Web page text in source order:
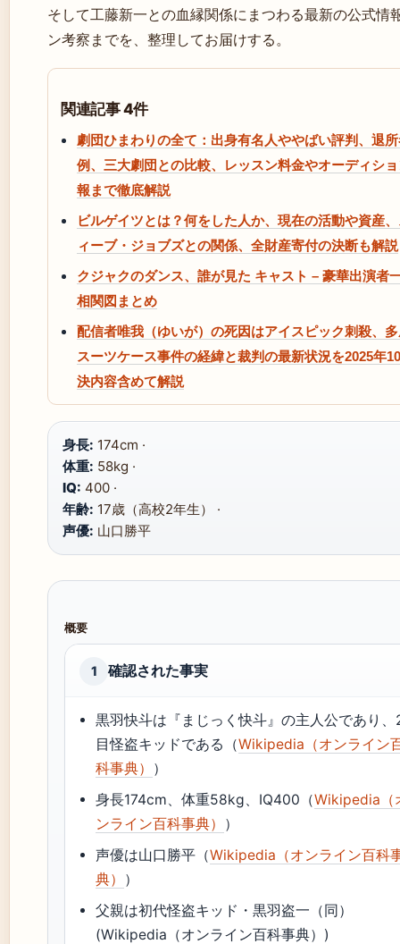
そして工藤新一との血縁関係にまつわる最新の公式情
ン考察までを、整理してお届けする。
関連記事 4件
劇団ひまわりの全て：出身有名人ややばい評判、退
例、三大劇団との比較、レッスン料金やオーディシ
報まで徹底解説
ビルゲイツとは？何をした人か、現在の活動や資産
ィーブ・ジョブズとの関係、全財産寄付の決断も解説
クジャクのダンス、誰が見た キャスト – 豪華出演者
相関図まとめ
配信者唯我（ゆいが）の死因はアイスピック刺殺、
スーツケース事件の経緯と裁判の最新状況を2025年
決内容含めて解説
身長: 174cm ·
体重: 58kg ·
IQ: 400 ·
年齢: 17歳（高校2年生） ·
声優: 山口勝平
概要
1 確認された事実
黒羽快斗は『まじっく快斗』の主人公であり、
目怪盗キッドである（Wikipedia（オンライン
科事典） ）
身長174cm、体重58kg、IQ400（Wikipedia（
ンライン百科事典） ）
声優は山口勝平（Wikipedia（オンライン百科
典） ）
父親は初代怪盗キッド・黒羽盗一（同）
(Wikipedia（オンライン百科事典）)